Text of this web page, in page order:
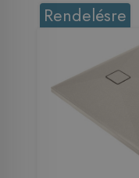
Rendelésre